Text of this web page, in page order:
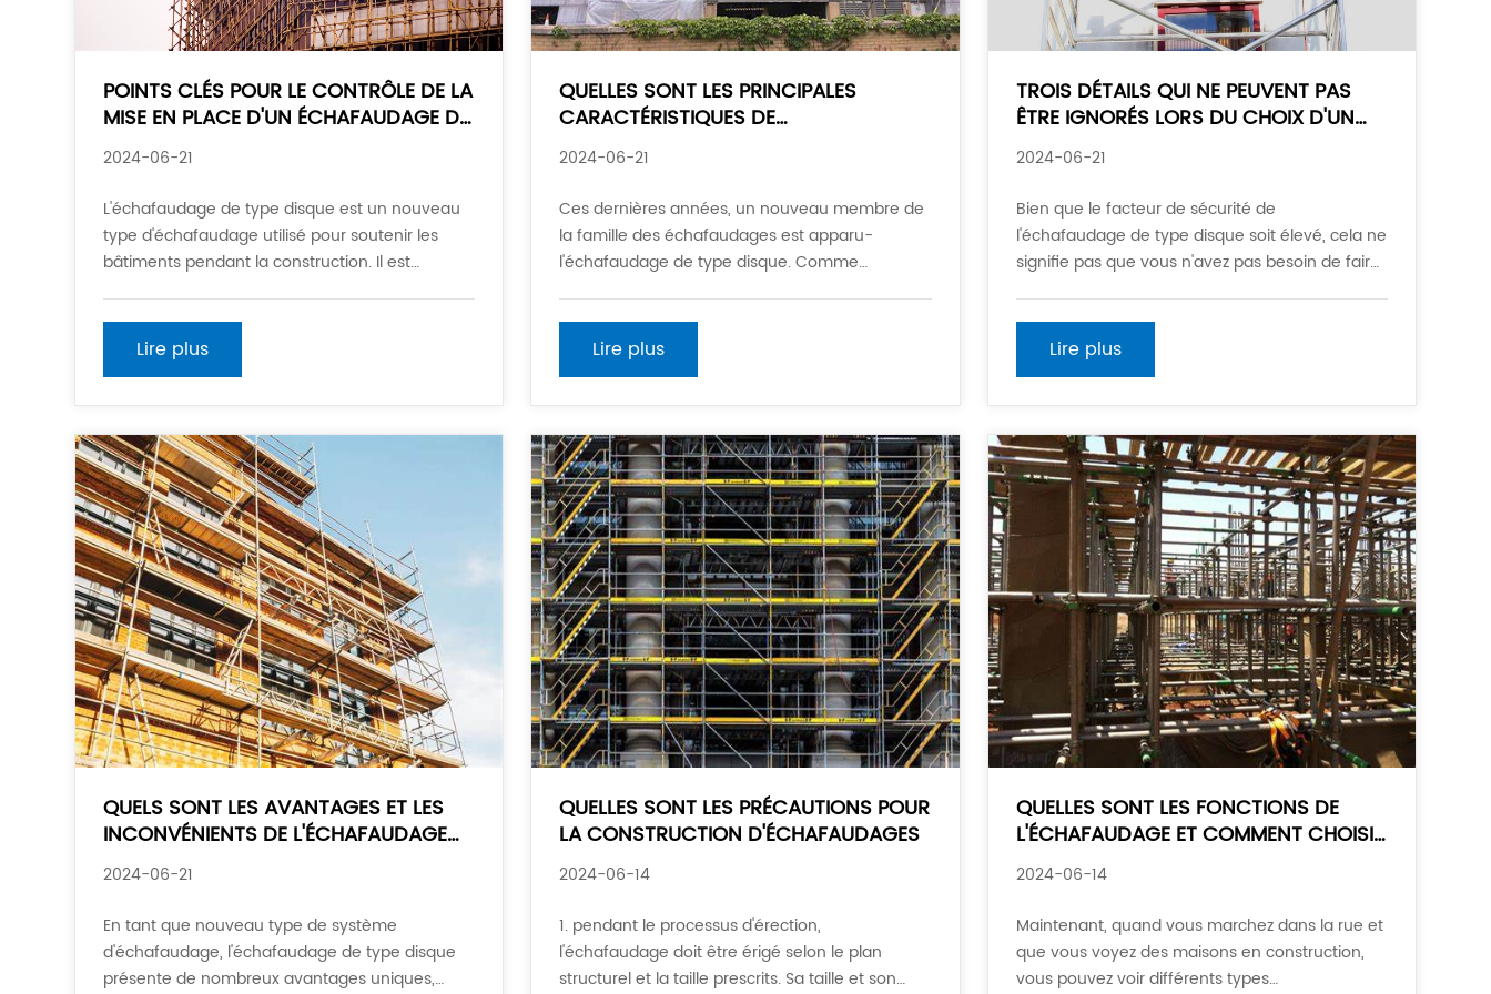
POINTS CLÉS POUR LE CONTRÔLE DE LA
MISE EN PLACE D'UN ÉCHAFAUDAGE DE
TYPE DISQUE
2024-06-21
L'échafaudage de type disque est un nouveau
type d'échafaudage utilisé pour soutenir les
bâtiments pendant la construction. Il est
souvent utilisé dans les ponts, les métros, les
grandes usines et autres bâtiments. Il y a aussi
Lire plus
QUELLES SONT LES PRINCIPALES
CARACTÉRISTIQUES DE
L'ÉCHAFAUDAGE DE TYPE DISQUE
2024-06-21
Ces dernières années, un nouveau membre de
la famille des échafaudages est apparu-
l'échafaudage de type disque. Comme
bâtiment, il peut se composer de différentes
formes et capacités porteuses selon différentes
Lire plus
TROIS DÉTAILS QUI NE PEUVENT PAS
ÊTRE IGNORÉS LORS DU CHOIX D'UN
ÉCHAFAUDAGE DE TYPE DISQUE
2024-06-21
Bien que le facteur de sécurité de
l'échafaudage de type disque soit élevé, cela ne
signifie pas que vous n'avez pas besoin de faire
échafaudage de type disque. Comme nous le
savons tous, le travail en haute altitude est un
Lire plus
QUELS SONT LES AVANTAGES ET LES
INCONVÉNIENTS DE L'ÉCHAFAUDAGE
DE TYPE DISQUE
2024-06-21
En tant que nouveau type de système
d'échafaudage, l'échafaudage de type disque
présente de nombreux avantages uniques,
QUELLES SONT LES PRÉCAUTIONS POUR
LA CONSTRUCTION D'ÉCHAFAUDAGES
2024-06-14
1. pendant le processus d'érection,
l'échafaudage doit être érigé selon le plan
structurel et la taille prescrits. Sa taille et son
QUELLES SONT LES FONCTIONS DE
L'ÉCHAFAUDAGE ET COMMENT CHOISIR
L'ÉCHAFAUDAGE
2024-06-14
Maintenant, quand vous marchez dans la rue et
que vous voyez des maisons en construction,
vous pouvez voir différents types